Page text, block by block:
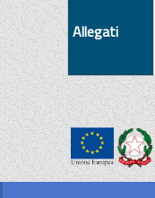
Allegati